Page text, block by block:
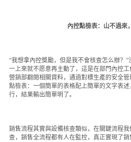
內控點檢表：山不過來
“我想拿內控獎勵，但是我不會核查怎么辦？
一上來就不愿意再主動了，這是在部門內控工
營銷部翻閱相關資料，通過對標生產的安全
點檢表：一個簡單的表格配上簡單的文字表
行，結果輸出簡單明了。
銷售流程其實與設備核查類似，在關鍵流程
查，銷售全流程都有人在監控，真正實現了銷